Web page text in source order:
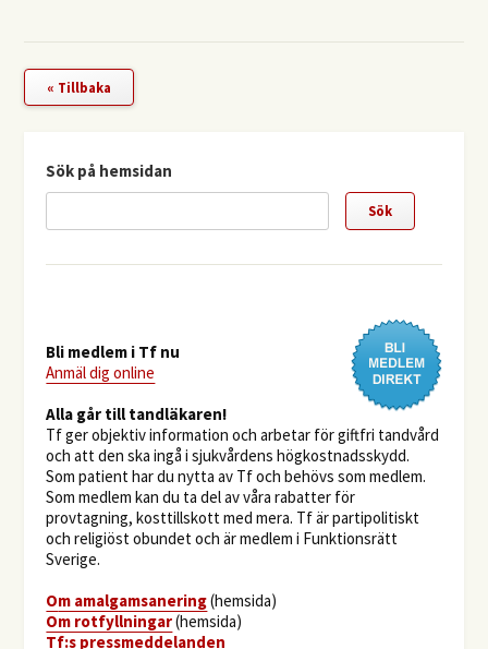
« Tillbaka
Sök på hemsidan
Bli medlem i Tf nu
Anmäl dig online
​Alla går till tandläkaren!
Tf ger objektiv information och arbetar för giftfri tandvård
och att den ska ingå i sjukvårdens högkostnadsskydd.
Som patient har du nytta av Tf och behövs som medlem.
Som medlem kan du ta del av våra rabatter för
provtagning, kosttillskott med mera. Tf är partipolitiskt
och religiöst obundet och är medlem i Funktionsrätt
Sverige.
Om amalgamsanering(hemsida)
Om rotfyllningar(hemsida)
​Tf:s pressmeddelanden